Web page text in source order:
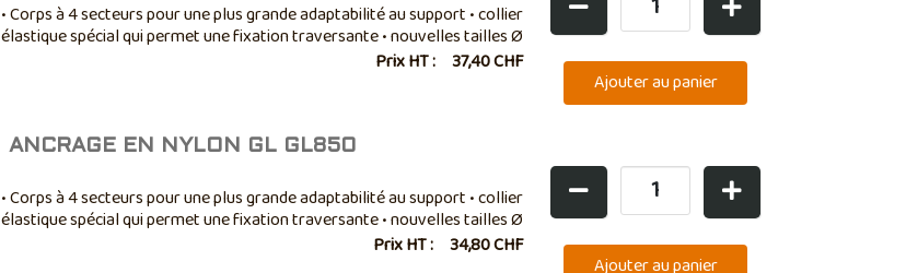
• Corps à 4 secteurs pour une plus grande adaptabilité au support • collier
élastique spécial qui permet une fixation traversante • nouvelles tailles Ø
Prix HT : 37,40 CHF
ANCRAGE EN NYLON GL GL850
• Corps à 4 secteurs pour une plus grande adaptabilité au support • collier
élastique spécial qui permet une fixation traversante • nouvelles tailles Ø
Prix HT : 34,80 CHF